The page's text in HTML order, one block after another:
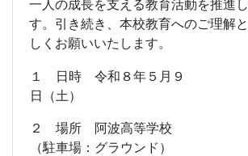
一人の成長を支える教育活動を推進
す。引き続き、本校教育へのご理解
しくお願いいたします。
１ 日時 令和８年５月９
日（土）
２ 場所 阿波高等学校
（駐車場：グラウンド）